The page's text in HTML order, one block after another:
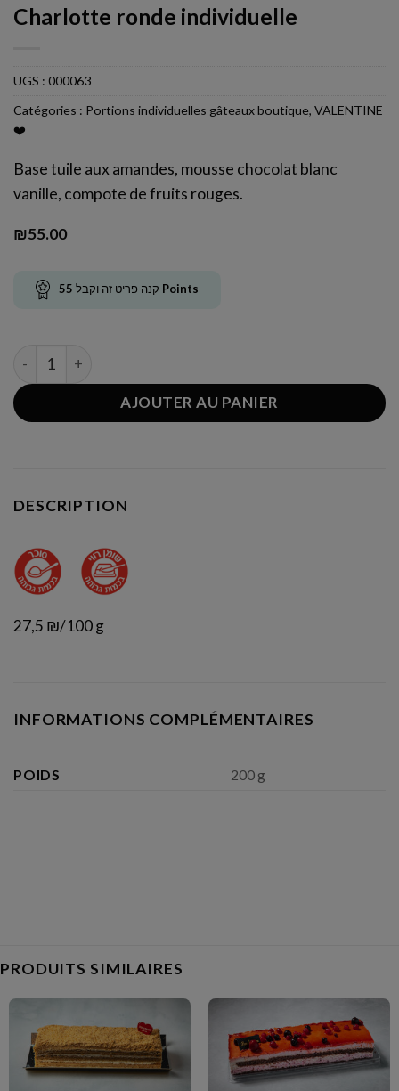
Charlotte ronde individuelle
UGS : 000063
Catégories : Portions individuelles gâteaux boutique, VALENTINE
❤️
Base tuile aux amandes, mousse chocolat blanc
vanille, compote de fruits rouges.
₪55.00
קנה פריט זה וקבל 55 Points
quantité de Charlotte ronde individuelle
AJOUTER AU PANIER
DESCRIPTION
27,5 ₪/100 g
INFORMATIONS COMPLÉMENTAIRES
POIDS 200 g
PRODUITS SIMILAIRES